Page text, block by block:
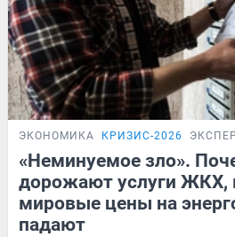
ЭКОНОМИКА КРИЗИС-2026
«Неминуемое зло».
дорожают услуги ЖКХ,
мировые цены на
падают